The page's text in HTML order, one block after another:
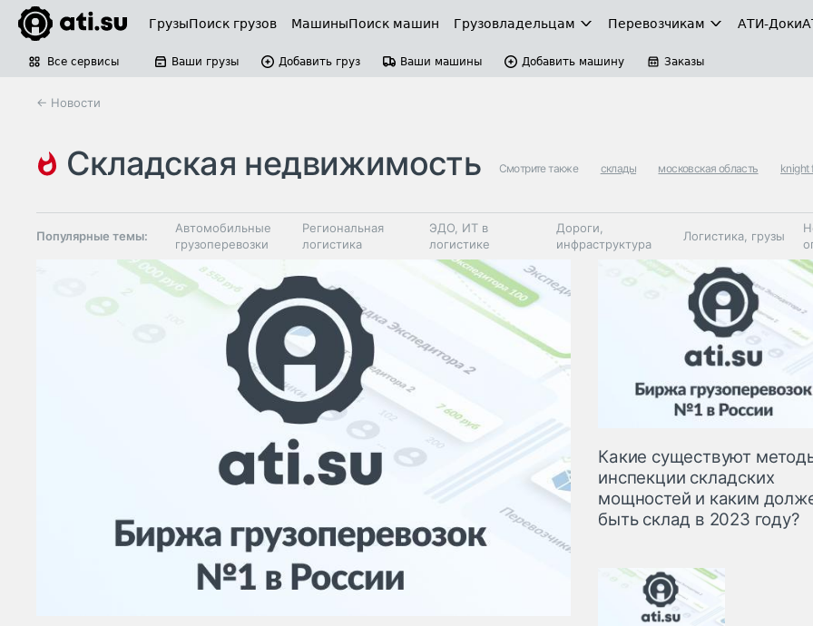
ГрузыПоиск грузов МашиныПоиск машин Грузовладельцам Перевозчикам АТИ-Доки
Все сервисы Ваши грузы Добавить груз Ваши машины Добавить машину Заказы
← Новости
складская недвижимость Смотрите также склады московская область knight
Популярные темы:
Автомобильные
грузоперевозки
Региональная
логистика
ЭДО, ИТ в
логистике
Дороги,
инфраструктура
Логистика, грузы
Таможня и ВЭД
грузовые
терминалы
Коммерческий
транспорт
Спецтехника
Автосервис,
запчасти, шины
Какие существуют
инспекции складских
мощностей и каким
быть склад в 2023 году?